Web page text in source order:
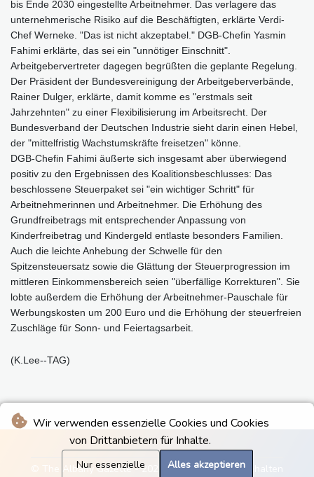
Wir verwenden essenzielle Cookies und Cookies
von Drittanbietern für Inhalte.
Nur essenzielle Alles akzeptieren
bis Ende 2030 eingestellte Arbeitnehmer. Das verlagere das
unternehmerische Risiko auf die Beschäftigten, erklärte Verdi-
Chef Werneke. "Das ist nicht akzeptabel." DGB-Chefin Yasmin
Fahimi erklärte, das sei ein "unnötiger Einschnitt".
Arbeitgebervertreter dagegen begrüßten die geplante Regelung.
Der Präsident der Bundesvereinigung der Arbeitgeberverbände,
Rainer Dulger, erklärte, damit komme es "erstmals seit
Jahrzehnten" zu einer Flexibilisierung im Arbeitsrecht. Der
Bundesverband der Deutschen Industrie sieht darin einen Hebel,
der "mittelfristig Wachstumskräfte freisetzen" könne.
DGB-Chefin Fahimi äußerte sich insgesamt aber überwiegend
positiv zu den Ergebnissen des Koalitionsbeschlusses: Das
beschlossene Steuerpaket sei "ein wichtiger Schritt" für
Arbeitnehmerinnen und Arbeitnehmer. Die Erhöhung des
Grundfreibetrags mit entsprechender Anpassung von
Kinderfreibetrag und Kindergeld entlaste besonders Familien.
Auch die leichte Anhebung der Schwelle für den
Spitzensteuersatz sowie die Glättung der Steuerprogression im
mittleren Einkommensbereich seien "überfällige Korrekturen". Sie
lobte außerdem die Erhöhung der Arbeitnehmer-Pauschale für
Werbungskosten um 200 Euro und die Erhöhung der steuerfreien
Zuschläge für Sonn- und Feiertagsarbeit.
(K.Lee--TAG)
© The Albany Gazette - 2026 - Alle Rechte vorbehalten